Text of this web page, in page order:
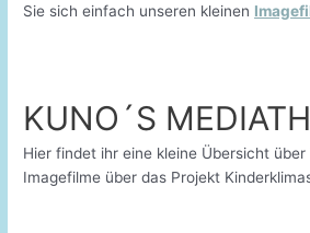
Sie sich einfach unseren kleinen
KUNO´S
Hier findet ihr eine kleine Übersicht
Imagefilme über das Projekt